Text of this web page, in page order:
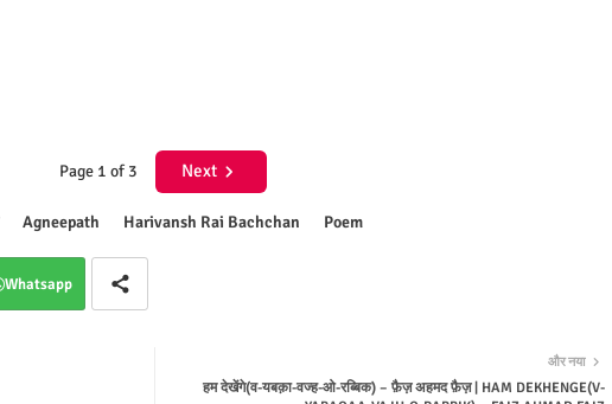
Page 1 of 3 Next
Agneepath Harivansh Rai Bachchan Poem
Whatsapp
और नया
हम देखेंगे(व-यबक़ा-वज्ह-ओ-रब्बिक) – फ़ैज़ अहमद फ़ैज़ | HAM DEKHENGE(V-